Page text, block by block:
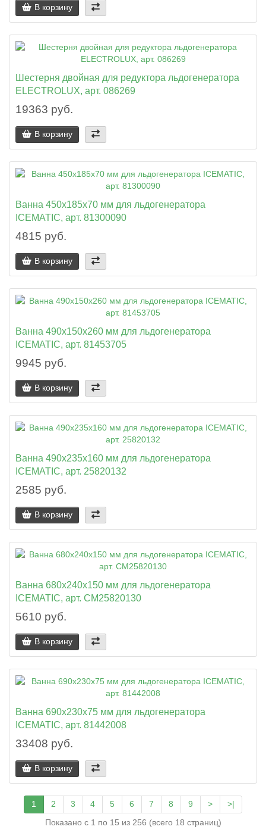
В корзину
Шестерня двойная для редуктора льдогенератора
ELECTROLUX, арт. 086269
19363 руб.
В корзину
Ванна 450x185x70 мм для льдогенератора
ICEMATIC, арт. 81300090
4815 руб.
В корзину
Ванна 490x150x260 мм для льдогенератора
ICEMATIC, арт. 81453705
9945 руб.
В корзину
Ванна 490x235x160 мм для льдогенератора
ICEMATIC, арт. 25820132
2585 руб.
В корзину
Ванна 680x240x150 мм для льдогенератора
ICEMATIC, арт. CM25820130
5610 руб.
В корзину
Ванна 690x230x75 мм для льдогенератора
ICEMATIC, арт. 81442008
33408 руб.
В корзину
1 2 3 4 5 6 7 8 9 >
>|
Показано с 1 по 15 из 256 (всего 18 страниц)